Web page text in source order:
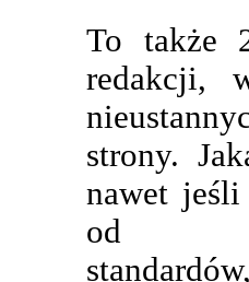
To także
redakcji,
strony.
nawet
od